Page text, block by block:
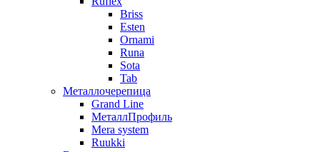
Briss
Esten
Ornami
Runa
Sota
Tab
Металлочерепица
Grand Line
МеталлПрофиль
Mera system
Ruukki